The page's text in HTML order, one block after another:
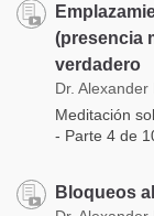
(presencia
verdadero
Dr. Alexander
Meditación
- Parte 4 de
Bloqueos